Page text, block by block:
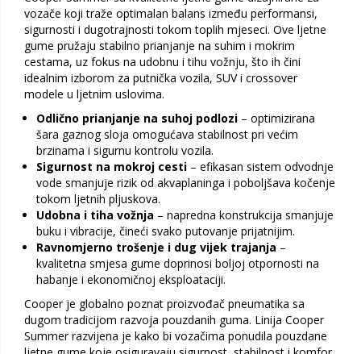
vozače koji traže optimalan balans između performansi,
sigurnosti i dugotrajnosti tokom toplih mjeseci. Ove ljetne
gume pružaju stabilno prianjanje na suhim i mokrim
cestama, uz fokus na udobnu i tihu vožnju, što ih čini
idealnim izborom za putnička vozila, SUV i crossover
modele u ljetnim uslovima.
Odlično prianjanje na suhoj podlozi – optimizirana
šara gaznog sloja omogućava stabilnost pri većim
brzinama i sigurnu kontrolu vozila.
Sigurnost na mokroj cesti – efikasan sistem odvodnje
vode smanjuje rizik od akvaplaninga i poboljšava kočenje
tokom ljetnih pljuskova.
Udobna i tiha vožnja – napredna konstrukcija smanjuje
buku i vibracije, čineći svako putovanje prijatnijim.
Ravnomjerno trošenje i dug vijek trajanja –
kvalitetna smjesa gume doprinosi boljoj otpornosti na
habanje i ekonomičnoj eksploataciji.
Cooper je globalno poznat proizvođač pneumatika sa
dugom tradicijom razvoja pouzdanih guma. Linija Cooper
Summer razvijena je kako bi vozačima ponudila pouzdane